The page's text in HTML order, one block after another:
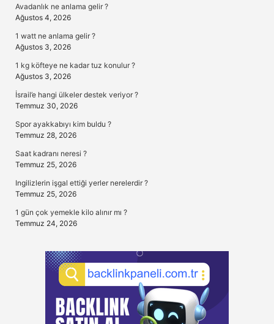
Avadanlık ne anlama gelir ?
Ağustos 4, 2026
1 watt ne anlama gelir ?
Ağustos 3, 2026
1 kg köfteye ne kadar tuz konulur ?
Ağustos 3, 2026
İsrail’e hangi ülkeler destek veriyor ?
Temmuz 30, 2026
Spor ayakkabıyı kim buldu ?
Temmuz 28, 2026
Saat kadranı neresi ?
Temmuz 25, 2026
Ingilizlerin işgal ettiği yerler nerelerdir ?
Temmuz 25, 2026
1 gün çok yemekle kilo alınır mı ?
Temmuz 24, 2026